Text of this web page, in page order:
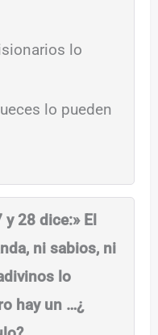
lo
lo pueden
y 28 dice:» El
ni sabios, ni
lo
hay un …¿